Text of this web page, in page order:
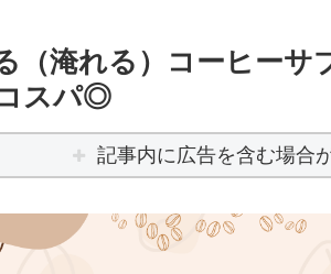
（淹れる）コーヒーサ
スパ◎
記事内に広告を含む場合